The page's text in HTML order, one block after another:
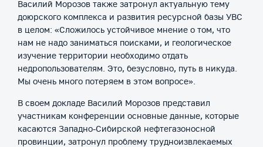
Василий Морозов также затронул актуальную тему
доюрского комплекса и развития ресурсной базы УВС
в целом: «Сложилось устойчивое мнение о том, что
нам не надо заниматься поисками, и геологическое
изучение территории необходимо отдать
недропользователям. Это, безусловно, путь в никуда.
Мы очень много потеряем в этом вопросе».
В своем докладе Василий Морозов представил
участникам конференции основные данные, которые
касаются Западно-Сибирской нефтегазоносной
провинции, затронул проблему трудноизвлекаемых